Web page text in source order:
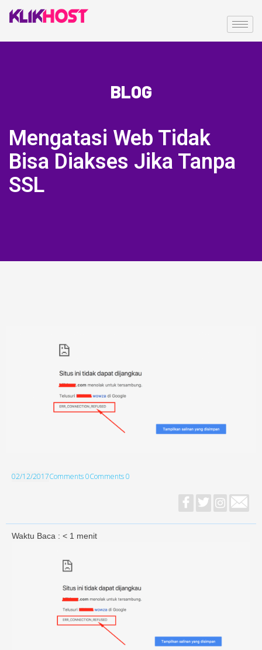
BLOG
Mengatasi Web Tidak
Bisa Diakses Jika Tanpa
SSL
02/12/2017Comments 0Comments 0
Waktu Baca : < 1 menit